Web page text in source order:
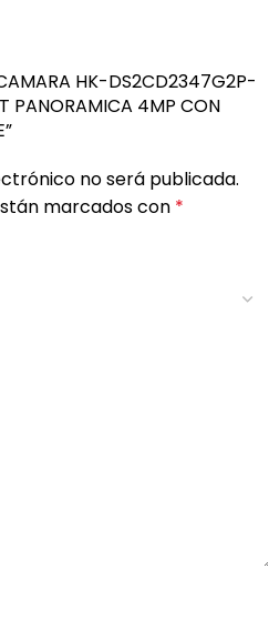
HK-DS2CD2347G2P-
PANORAMICA 4MP CON
no será publicada.
marcados con *